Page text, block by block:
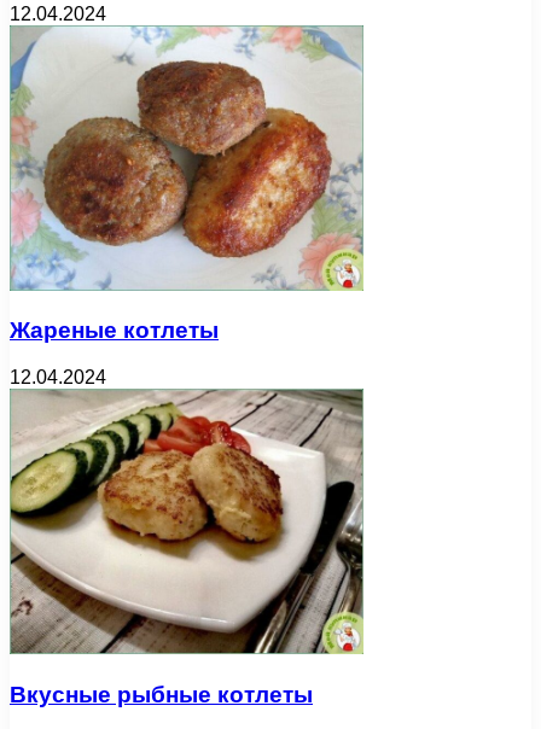
12.04.2024
Жареные котлеты
12.04.2024
Вкусные рыбные котлеты